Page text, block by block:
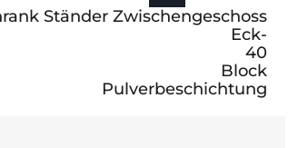
Ständer Zwischengeschoss
Eck-
40
Block
Pulverbeschichtung